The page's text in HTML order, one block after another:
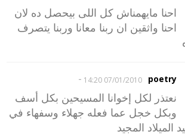
احنا مايهمناش كل اللى بيحصل ده لان
احنا واثقين ان ربنا معانا وربنا يتصرف
poetry
07/01/2010 14:20
-
نعتذر لكل إخوانا المسيحين بكل أسف
وبكل خجل عما فعله جهلاء وسفهاء في
الميلاد المجيد